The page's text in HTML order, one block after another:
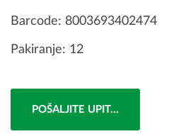
Barcode: 8003693402474
Pakiranje: 12
POŠALJITE UPIT...